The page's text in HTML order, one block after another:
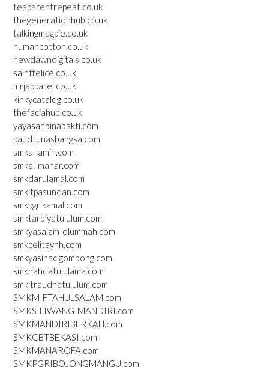
teaparentrepeat.co.uk
thegenerationhub.co.uk
talkingmagpie.co.uk
humancotton.co.uk
newdawndigitals.co.uk
saintfelice.co.uk
mrjapparel.co.uk
kinkycatalog.co.uk
thefaciahub.co.uk
yayasanbinabakti.com
paudtunasbangsa.com
smkal-amin.com
smkal-manar.com
smkdarulamal.com
smkitpasundan.com
smkpgrikamal.com
smktarbiyatululum.com
smkyasalam-elummah.com
smkpelitaynh.com
smkyasinacigombong.com
smknahdatululama.com
smkitraudhatululum.com
SMKMIFTAHULSALAM.com
SMKSILIWANGIMANDIRI.com
SMKMANDIRIBERKAH.com
SMKCBTBEKASI.com
SMKMANAROFA.com
SMKPGRIBOJONGMANGU.com